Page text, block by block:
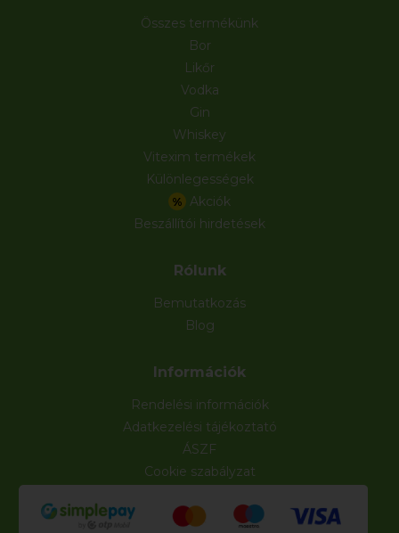
Összes termékünk
Bor
Likőr
Vodka
Gin
Whiskey
Vitexim termékek
Különlegességek
% Akciók
Beszállítói hirdetések
Rólunk
Bemutatkozás
Blog
Információk
Rendelési információk
Adatkezelési tájékoztató
ÁSZF
Cookie szabályzat